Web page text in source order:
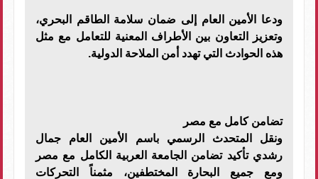
ودعا الأمين العام إلى ضمان سلامة الطاقم البحري،
وتعزيز التعاون بين الأطراف المعنية للتعامل مع مثل
هذه الحوادث التي تهدد أمن الملاحة الدولية.
تضامن كامل مع مصر
ونقل المتحدث الرسمي باسم الأمين العام جمال
رشدي تأكيد تضامن الجامعة العربية الكامل مع مصر
ومع جميع البحارة المختطفين، مثمناً التحركات